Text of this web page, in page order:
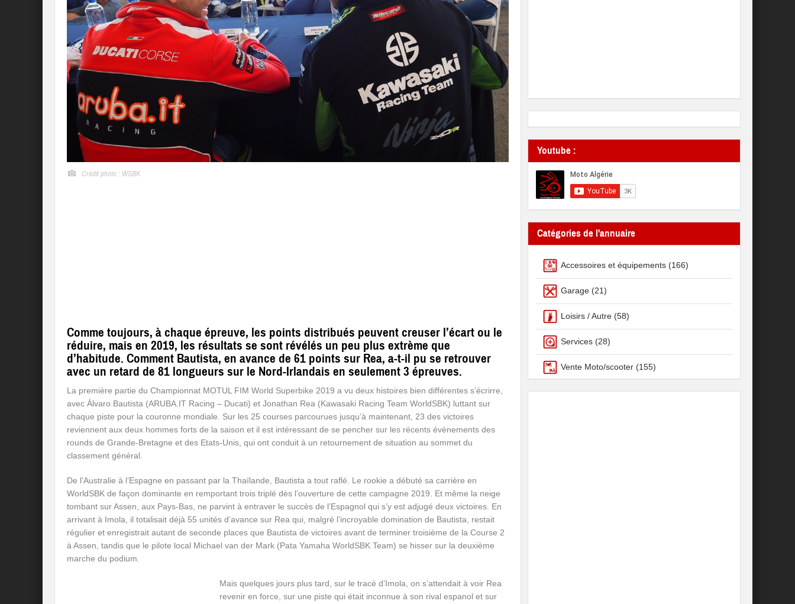
Crédit photo : WSBK
Comme toujours, à chaque épreuve, les points distribués peuvent creuser l’écart ou le
réduire, mais en 2019, les résultats se sont révélés un peu plus extrème que
d’habitude. Comment Bautista, en avance de 61 points sur Rea, a-t-il pu se retrouver
avec un retard de 81 longueurs sur le Nord-Irlandais en seulement 3 épreuves.
La première partie du Championnat MOTUL FIM World Superbike 2019 a vu deux histoires bien différentes s’écrirre,
avec Álvaro Bautista (ARUBA.IT Racing – Ducati) et Jonathan Rea (Kawasaki Racing Team WorldSBK) luttant sur
chaque piste pour la couronne mondiale. Sur les 25 courses parcourues jusqu’à maintenant, 23 des victoires
reviennent aux deux hommes forts de la saison et il est intéressant de se pencher sur les récents évènements des
rounds de Grande-Bretagne et des Etats-Unis, qui ont conduit à un retournement de situation au sommet du
classement général.
De l’Australie à l’Espagne en passant par la Thaïlande, Bautista a tout raflé. Le rookie a débuté sa carrière en
WorldSBK de façon dominante en remportant trois triplé dès l’ouverture de cette campagne 2019. Et même la neige
tombant sur Assen, aux Pays-Bas, ne parvint à entraver le succès de l’Espagnol qui s’y est adjugé deux victoires. En
arrivant à Imola, il totalisait déjà 55 unités d’avance sur Rea qui, malgré l’incroyable domination de Bautista, restait
régulier et enregistrait autant de seconde places que Bautista de victoires avant de terminer troisième de la Course 2
à Assen, tandis que le pilote local Michael van der Mark (Pata Yamaha WorldSBK Team) se hisser sur la deuxième
marche du podium.
Mais quelques jours plus tard, sur le tracé d’Imola, on s’attendait à voir Rea
revenir en force, sur une piste qui était inconnue à son rival espanol et sur
Youtube :
Catégories de l'annuaire
Accessoires et équipements (166)
Garage (21)
Loisirs / Autre (58)
Services (28)
Vente Moto/scooter (155)